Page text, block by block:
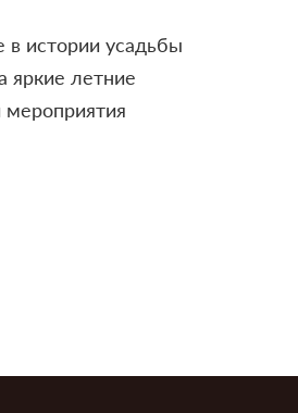
истории усадьбы
яркие летние